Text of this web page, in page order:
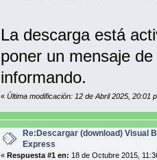
La descarga está
poner un mensaje
informando.
« Última modificación: 12 de Abril 2025, 20:01
Re:Descargar (download) Visual
Express
« Respuesta #1 en: 18 de Octubre 2015,